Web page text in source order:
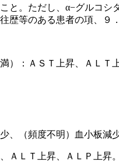
と。ただし、α−グルコ
歴等のある患者の項、
：ＡＳＴ上昇、ＡＬＴ
、（頻度不明）血小板減少
ＡＬＴ上昇、ＡＬＰ上昇。